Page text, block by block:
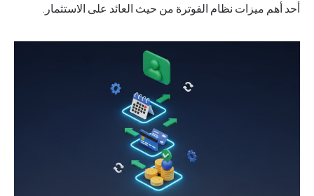
أحد أهم ميزات نظام الفوترة من حيث العائد على الاستثمار.